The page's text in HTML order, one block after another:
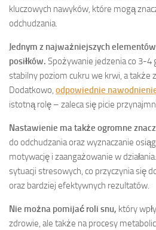
kluczowych nawyków, które mogą
odchudzania.
Jednym z najważniejszych
posiłków. Spożywanie jedzenia co 3-4
stabilny poziom cukru we krwi, a także
Dodatkowo, odpowiednie
istotną rolę – zaleca się picie
Nastawienie ma także ogromne
do odchudzania oraz wyznaczanie
motywację i zaangażowanie w
sytuacji stresowych, co przyczynia się
oraz bardziej efektywnych rezultatów.
Nie można pomijać roli snu, który
zdrowie, ale także na procesy